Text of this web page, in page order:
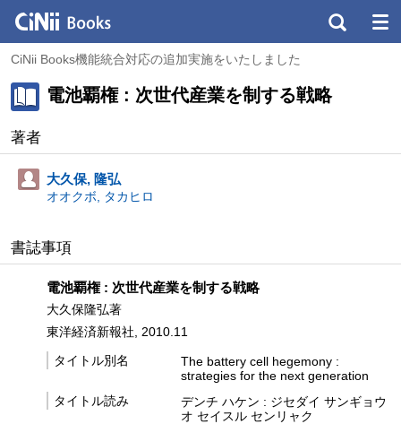
CiNii Books機能統合対応の追加実施をいたしました
電池覇権 : 次世代産業を制する戦略
著者
大久保, 隆弘
オオクボ, タカヒロ
書誌事項
電池覇権 : 次世代産業を制する戦略
大久保隆弘著
東洋経済新報社, 2010.11
タイトル別名
The battery cell hegemony :
strategies for the next generation
タイトル読み
デンチ ハケン : ジセダイ サンギョウ
オ セイスル センリャク